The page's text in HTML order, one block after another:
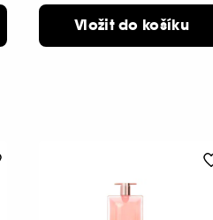
Vložit do košíku